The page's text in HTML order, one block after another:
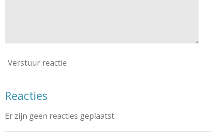
Verstuur reactie
Reacties
Er zijn geen reacties geplaatst.